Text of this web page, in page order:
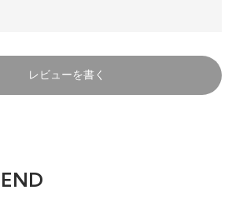
レビューを書く